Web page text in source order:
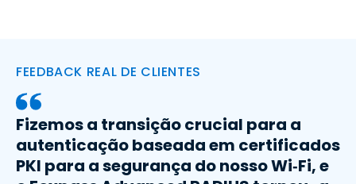
FEEDBACK REAL DE CLIENTES
Fizemos a transição crucial para a
autenticação baseada em certificados
PKI para a segurança do nosso Wi‑Fi, e